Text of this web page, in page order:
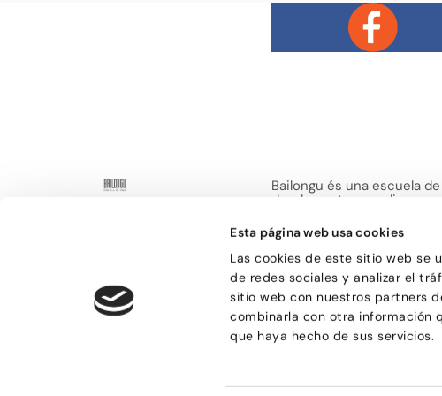
Esta página web usa cookies
Las cookies de este sitio web se
de redes sociales y analizar el
sitio web con nuestros partners
combinarla con otra información
que haya hecho de sus servicios.
Bailongu és una escuela
donde gente muy diversa
encuentra en el baile una
de compartir sensaciones.
Aviso legal